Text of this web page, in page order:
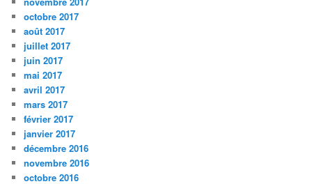
octobre 2017
août 2017
juillet 2017
juin 2017
mai 2017
avril 2017
mars 2017
février 2017
janvier 2017
décembre 2016
novembre 2016
octobre 2016